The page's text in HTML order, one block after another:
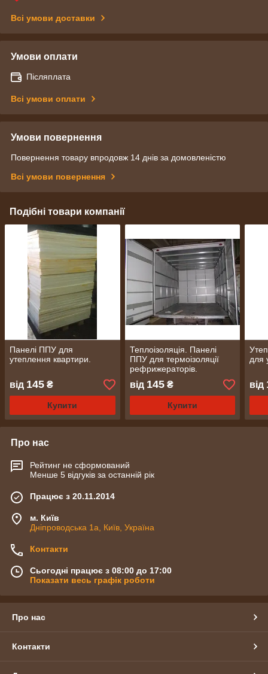
Всі умови доставки
Умови оплати
Післяплата
Всі умови оплати
Умови повернення
Повернення товару впродовж 14 днів за домовленістю
Всі умови повернення
Подібні товари компанії
Панелі ППУ для
утеплення квартири.
від 145 ₴
Купити
Теплоізоляція. Панелі
ППУ для термоізоляції
рефрижераторів.
від 145₴
Купити
для
від
Про нас
Рейтинг не сформований
Менше 5 відгуків за останній рік
Працює з 20.11.2014
м. Київ
Дніпроводська 1а, Київ, Україна
Контакти
Сьогодні працює з 08:00 до 17:00
Показати весь графік роботи
Про нас
Контакти